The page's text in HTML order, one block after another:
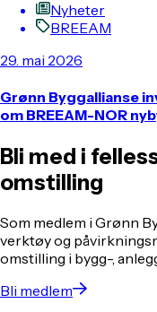
Nyheter
BREEAM
29. mai 2026
Grønn Byggallianse
om BREEAM-NOR
Bli med i
omstilling
Som medlem i Grønn
verktøy og
omstilling i bygg-,
Bli medlem